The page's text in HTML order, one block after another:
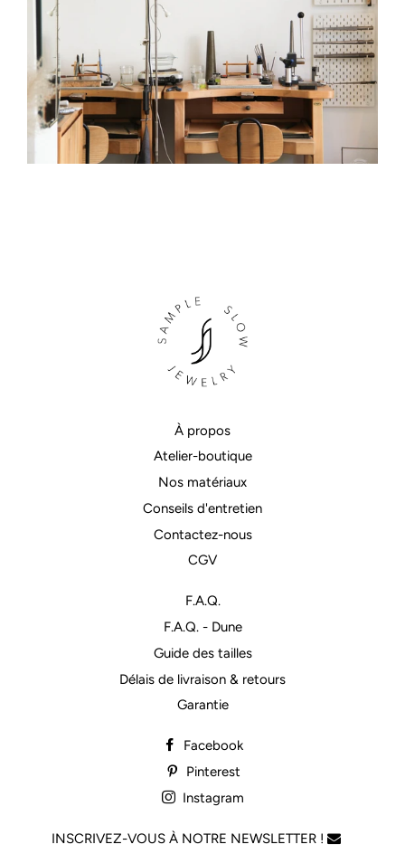
À propos
Atelier-boutique
Nos matériaux
Conseils d'entretien
Contactez-nous
CGV
F.A.Q.
F.A.Q. - Dune
Guide des tailles
Délais de livraison & retours
Garantie
Facebook
Pinterest
Instagram
INSCRIVEZ-VOUS À NOTRE NEWSLETTER !